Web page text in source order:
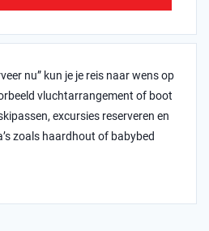
nu” kun je je reis naar wens op
vluchtarrangement of boot
excursies reserveren en
zoals haardhout of babybed